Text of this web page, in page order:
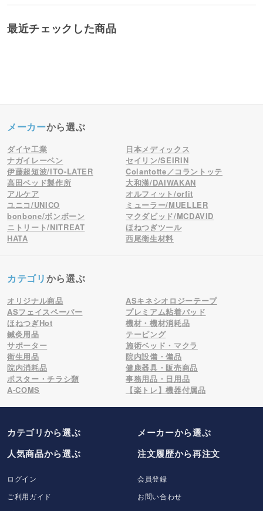
最近チェックした商品
メーカーから選ぶ
ダイヤ工業
日本メディックス
ナガイレーベン
セイリン/SEIRIN
伊藤超短波/ITO-LATER
Colantotte／コラントッテ
高田ベッド製作所
大和漢/DAIWAKAN
アルケア
オルフィット/orfit
ユニコ/UNICO
ミューラー/MUELLER
bonbone/ボンボーン
マクダビッド/MCDAVID
ニトリート/NITREAT
ほねつぎツール
HATA
西尾衛生材料
カテゴリから選ぶ
オリジナル商品
ASキネシオロジーテープ
ASフェイスペーパー
プレミアム粘着パッド
ほねつぎHot
機材・機材消耗品
鍼灸用品
テーピング
サポーター
施術ベッド・マクラ
衛生用品
院内設備・備品
院内消耗品
健康器具・販売商品
ポスター・チラシ類
事務用品・日用品
A-COMS
【楽トレ】機器付属品
カテゴリから選ぶ メーカーから選ぶ
人気商品から選ぶ
注文履歴から再注文
ログイン
会員登録
ご利用ガイド
お問い合わせ